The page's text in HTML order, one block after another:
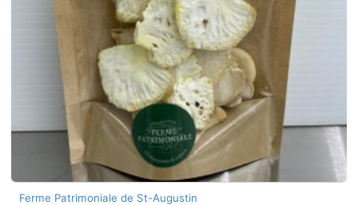
Ferme Patrimoniale de St-Augustin